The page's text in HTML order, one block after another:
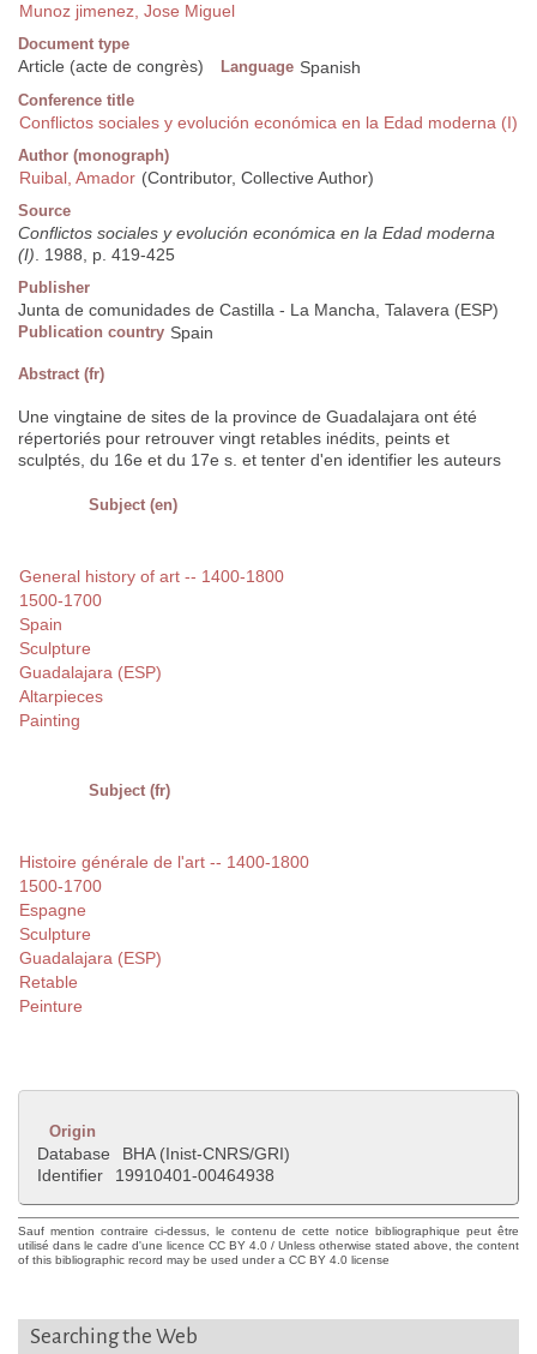
Munoz jimenez, Jose Miguel
Document type
Article (acte de congrès) Language Spanish
Conference title
Conflictos sociales y evolución económica en la Edad moderna (I)
Author (monograph)
Ruibal, Amador (Contributor, Collective Author)
Source
Conflictos sociales y evolución económica en la Edad moderna
(I). 1988, p. 419-425
Publisher
Junta de comunidades de Castilla - La Mancha, Talavera (ESP)
Publication country Spain
Abstract (fr)
Une vingtaine de sites de la province de Guadalajara ont été
répertoriés pour retrouver vingt retables inédits, peints et
sculptés, du 16e et du 17e s. et tenter d'en identifier les auteurs
Subject (en)
General history of art -- 1400-1800
1500-1700
Spain
Sculpture
Guadalajara (ESP)
Altarpieces
Painting
Subject (fr)
Histoire générale de l'art -- 1400-1800
1500-1700
Espagne
Sculpture
Guadalajara (ESP)
Retable
Peinture
Origin
Database
BHA (Inist-CNRS/GRI)
Identifier
19910401-00464938
Sauf mention contraire ci-dessus, le contenu de cette notice bibliographique peut être
utilisé dans le cadre d'une licence CC BY 4.0 / Unless otherwise stated above, the content
of this bibliographic record may be used under a CC BY 4.0 license
Searching the Web